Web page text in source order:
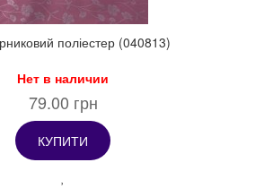
поліестер (040813)
Нет в наличии
79.00 грн
КУПИТИ